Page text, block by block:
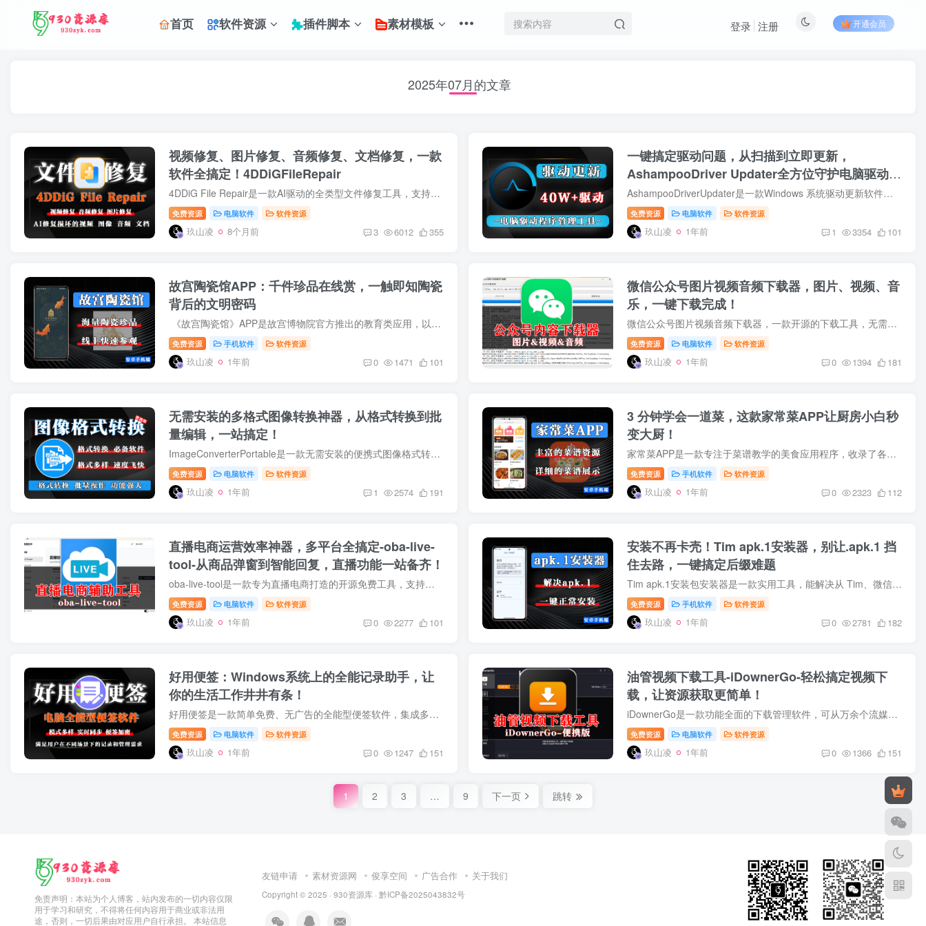
首页 软件资源 插件脚本 素材模板 开通会员
登录 注册
2025年07月的文章
视频修复、图片修复、音频修复、文档修复，一款
软件全搞定！4DDiGFileRepair
4DDiG File Repair是一款AI驱动的全类型文件修复工具，支持照片、视频、文档、音频等数十种主流格式，可解决文件无法打开、模糊、卡顿、乱码等问题，还能通过 AI 实现 8K 分辨率提升、黑白上色...
免费资源 电脑软件 软件资源
玖山凌 8个月前 3 6012 355
一键搞定驱动问题，从扫描到立即更新，
AshampooDriver Updater全方位守护电脑驱动安
全！
AshampooDriverUpdater是一款Windows 系统驱动更新软件，拥有庞大驱动数据库，能自动扫描更新驱动，兼具计划任务、备份恢复功能的驱动更新软件，可提升系统稳定性与硬件性能。下载地址见文末 ...
免费资源 电脑软件 软件资源
玖山凌 1年前 1 3354 101
故宫陶瓷馆APP：千件珍品在线赏，一触即知陶瓷
背后的文明密码
《故宫陶瓷馆》APP是故宫博物院官方推出的教育类应用，以时间轴串联从新石器时代到民国的陶瓷发展史，收录千余件陶瓷馆新馆展品，通过精美 UI 设计、三维展示、高清大图等技术呈现，搭配专业...
免费资源 手机软件 软件资源
玖山凌 1年前 0 1471 101
微信公众号图片视频音频下载器，图片、视频、音
乐，一键下载完成！
微信公众号图片视频音频下载器，一款开源的下载工具，无需安装，单击开启后，复制对应文章链接到搜索框，点击开始下载，即可快速下载文章中的图片、视频、音频等内容。下载地址见文末 功能特点...
免费资源 电脑软件 软件资源
玖山凌 1年前 0 1394 181
无需安装的多格式图像转换神器，从格式转换到批
量编辑，一站搞定！
ImageConverterPortable是一款无需安装的便携式图像格式转换工具，支持50多种格式转换及批量处理，具备图像优化、编辑（如水印、元数据调整）、自动化脚本等功能，还能控制输出质量与存储结构，...
免费资源 电脑软件 软件资源
玖山凌 1年前 1 2574 191
3 分钟学会一道菜，这款家常菜APP让厨房小白秒
变大厨！
家常菜APP是一款专注于菜谱教学的美食应用程序，收录了各种经典家常菜做法，拥有上万美食菜谱。其特点是图文并茂，步骤详解，让用户轻松成为家中大厨。该 APP 还具备强大的搜索功能，方便用户找...
免费资源 手机软件 软件资源
玖山凌 1年前 0 2323 112
直播电商运营效率神器，多平台全搞定-oba-live-
tool-从商品弹窗到智能回复，直播功能一站备齐！
oba-live-tool是一款专为直播电商打造的开源免费工具，支持抖音小店、巨量百应、小红书、视频号、快手小店等多平台，可同时配置多组账号。它具备智能消息自动发送、商品弹窗快捷键控制、AI 实时...
免费资源 电脑软件 软件资源
玖山凌 1年前 0 2277 101
安装不再卡壳！Tim apk.1安装器，别让.apk.1 挡
住去路，一键搞定后缀难题
Tim apk.1安装包安装器是一款实用工具，能解决从 Tim、微信、QQ 等应用接收的 apk 文件因被自动添加.1 后缀而无法直接安装的难题。它免费开源、轻巧便捷，无需手动重命名，仅需在接收到的 apk.1...
免费资源 手机软件 软件资源
玖山凌 1年前 0 2781 182
好用便签：Windows系统上的全能记录助手，让
你的生活工作井井有条！
好用便签是一款简单免费、无广告的全能型便签软件，集成多种便签模式，具备强大提醒功能，支持多端实时同步、团队协作和便签加密，能满足用户在不同场景下的记录和管理需求。下载地址见文末 功...
免费资源 电脑软件 软件资源
玖山凌 1年前 0 1247 151
油管视频下载工具-iDownerGo-轻松搞定视频下
载，让资源获取更简单！
iDownerGo是一款功能全面的下载管理软件，可从万余个流媒体及音乐平台下载内容，具备批量下载、高速多线程下载、断点续传等实用功能，还能实现文件格式转换，并通过内置浏览器、私人模式等提升...
免费资源 电脑软件 软件资源
玖山凌 1年前 0 1366 151
1 2 3 … 9 下一页 跳转
免责声明：本站为个人博客，站内发布的一切内容仅限
用于学习和研究，不得将任何内容用于商业或非法用
途，否则，一切后果由对应用户自行承担。 本站信息
友链申请 素材资源网 俊享空间 广告合作 关于我们
Copyright © 2025 · 930资源库 · 黔ICP备2025043832号